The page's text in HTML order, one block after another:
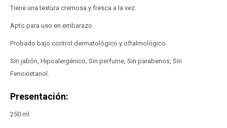
Tiene una textura cremosa y fresca a la vez.
Apto para uso en embarazo.
Probado bajo control dermatológico y oftalmológico.
Sin jabón, Hipoalergénico, Sin perfume, Sin parabenos, Sin
Fenoxietanol.
Presentación:
250 ml.